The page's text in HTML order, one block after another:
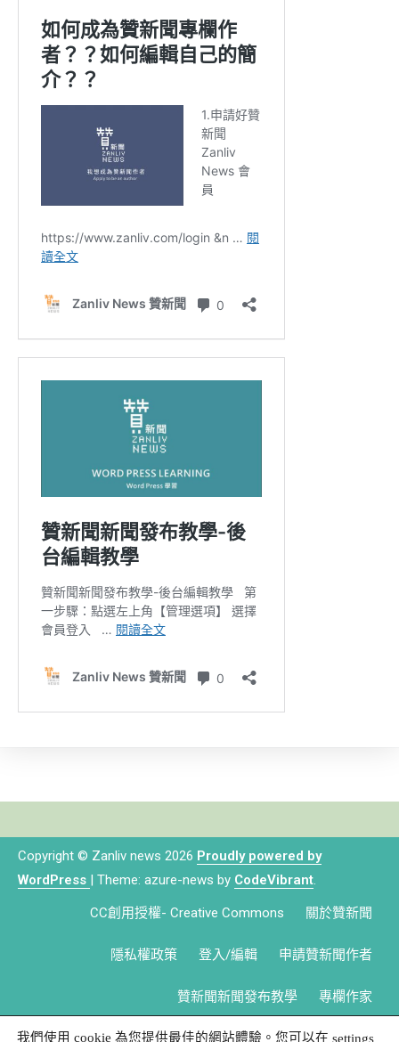
Copyright © Zanliv news 2026 Proudly powered by
WordPress | Theme: azure-news by CodeVibrant.
CC創用授權- Creative Commons 關於贊新聞
隱私權政策 登入/編輯 申請贊新聞作者
贊新聞新聞發布教學 專欄作家
我們使用 cookie 為您提供最佳的網站體驗。您可以在 settings